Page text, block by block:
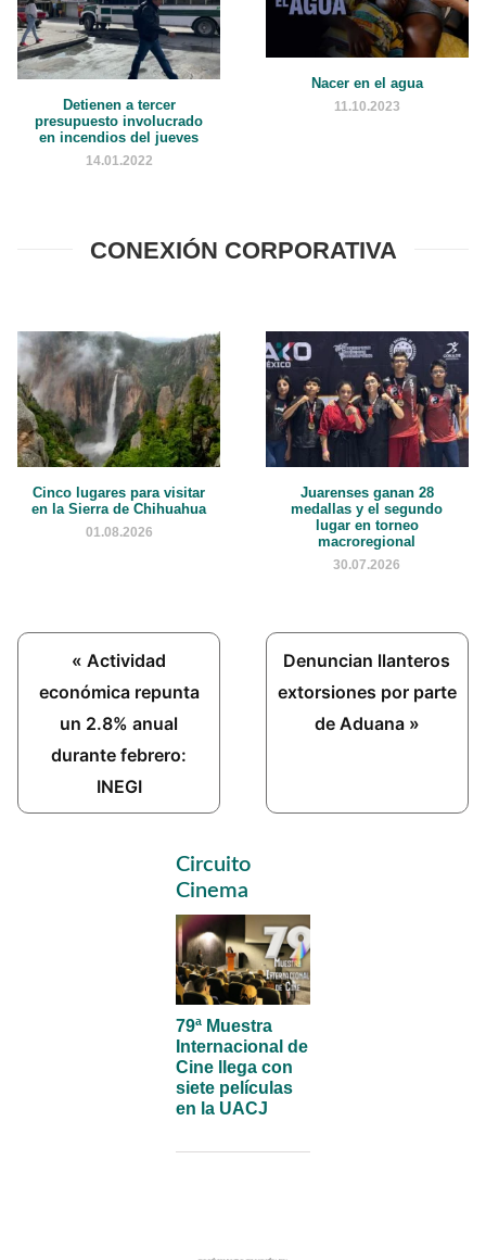
Detienen a tercer
presupuesto involucrado
en incendios del jueves
14.01.2022
Nacer en el agua
11.10.2023
CONEXIÓN CORPORATIVA
Cinco lugares para visitar
en la Sierra de Chihuahua
01.08.2026
Juarenses ganan 28
medallas y el segundo
lugar en torneo
macroregional
30.07.2026
Previous
Post:
« Actividad
económica repunta
un 2.8% anual
durante febrero:
INEGI
Next
Post:
Denuncian llanteros
extorsiones por parte
de Aduana »
Primary
Sidebar
Circuito
Cinema
79ª Muestra
Internacional de
Cine llega con
siete películas
en la UACJ